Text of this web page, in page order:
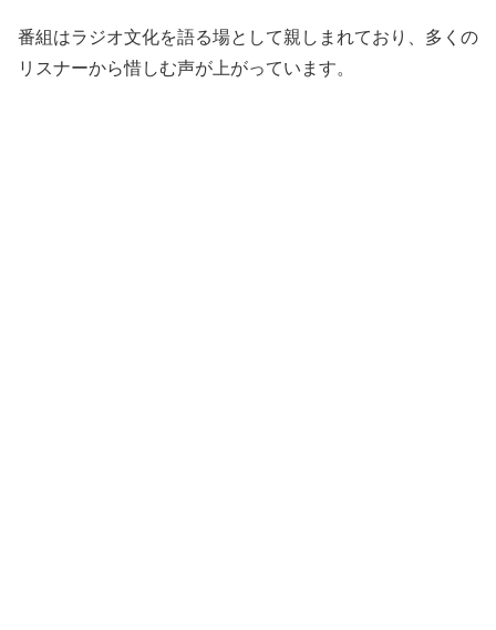
番組はラジオ文化を語る場として親しまれており、多くの
リスナーから惜しむ声が上がっています。